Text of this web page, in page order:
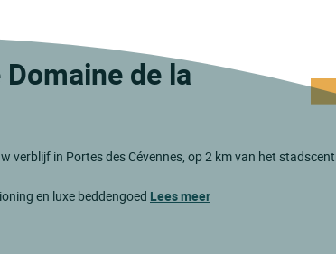
de la
verblijf in Portes des Cévennes, op 2 km van het
en luxe beddengoed Lees meer